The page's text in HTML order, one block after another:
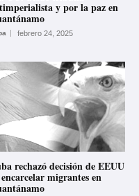
y por la paz en
febrero 24, 2025
rechazó decisión de EEUU
migrantes en